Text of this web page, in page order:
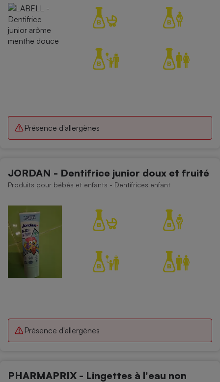
Présence d'allergènes
JORDAN - Dentifrice junior doux et fruité
Produits pour bébés et enfants - Dentifrices enfant
Présence d'allergènes
PHARMAPRIX - Lingettes à l'eau non